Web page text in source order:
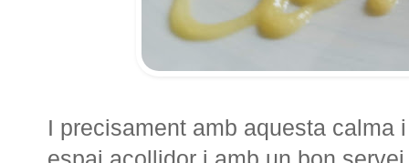
I precisament amb aquesta calma